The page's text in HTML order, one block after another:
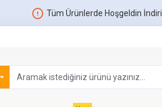
Tüm Ürünlerde Hoşgeldin